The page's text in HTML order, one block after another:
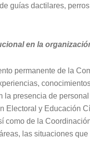
guías dactilares,
en la
permanente de la
la presencia de
Electoral y Educación
como de la
las situaciones